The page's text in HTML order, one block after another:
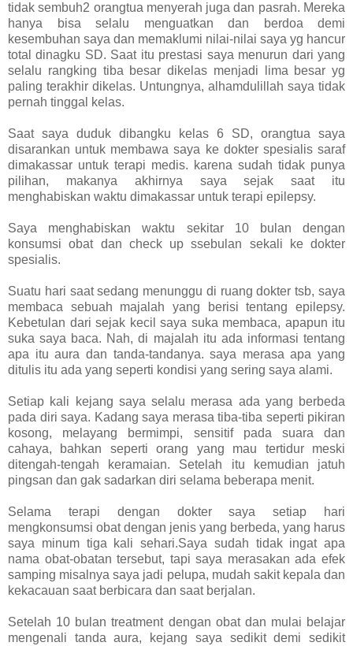
tidak sembuh2 orangtua menyerah juga dan pasrah. Mereka
hanya bisa selalu menguatkan dan berdoa demi
kesembuhan saya dan memaklumi nilai-nilai saya yg hancur
total dinagku SD. Saat itu prestasi saya menurun dari yang
selalu rangking tiba besar dikelas menjadi lima besar yg
paling terakhir dikelas. Untungnya, alhamdulillah saya tidak
pernah tinggal kelas.
Saat saya duduk dibangku kelas 6 SD, orangtua saya
disarankan untuk membawa saya ke dokter spesialis saraf
dimakassar untuk terapi medis. karena sudah tidak punya
pilihan, makanya akhirnya saya sejak saat itu
menghabiskan waktu dimakassar untuk terapi epilepsy.
Saya menghabiskan waktu sekitar 10 bulan dengan
konsumsi obat dan check up ssebulan sekali ke dokter
spesialis.
Suatu hari saat sedang menunggu di ruang dokter tsb, saya
membaca sebuah majalah yang berisi tentang epilepsy.
Kebetulan dari sejak kecil saya suka membaca, apapun itu
suka saya baca. Nah, di majalah itu ada informasi tentang
apa itu aura dan tanda-tandanya. saya merasa apa yang
ditulis itu ada yang seperti kondisi yang sering saya alami.
Setiap kali kejang saya selalu merasa ada yang berbeda
pada diri saya. Kadang saya merasa tiba-tiba seperti pikiran
kosong, melayang bermimpi, sensitif pada suara dan
cahaya, bahkan seperti orang yang mau tertidur meski
ditengah-tengah keramaian. Setelah itu kemudian jatuh
pingsan dan gak sadarkan diri selama beberapa menit.
Selama terapi dengan dokter saya setiap hari
mengkonsumsi obat dengan jenis yang berbeda, yang harus
saya minum tiga kali sehari.Saya sudah tidak ingat apa
nama obat-obatan tersebut, tapi saya merasakan ada efek
samping misalnya saya jadi pelupa, mudah sakit kepala dan
kekacauan saat berbicara dan saat berjalan.
Setelah 10 bulan treatment dengan obat dan mulai belajar
mengenali tanda aura, kejang saya sedikit demi sedikit